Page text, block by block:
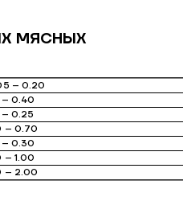
МЯСНЫХ
– 0.20
0.40
0.25
0.70
0.30
1.00
2.00